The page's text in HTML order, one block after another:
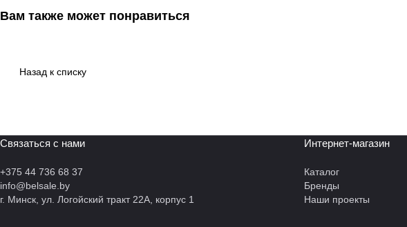
Вам также может понравиться
Назад к списку
Связаться с нами
+375 44 736 68 37
info@belsale.by
г. Минск, ул. Логойский тракт 22А, корпус 1
Интернет-магазин
Каталог
Бренды
Наши проекты